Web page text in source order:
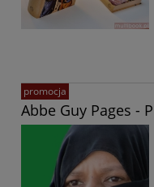
Abbe Guy Pages -
promocja